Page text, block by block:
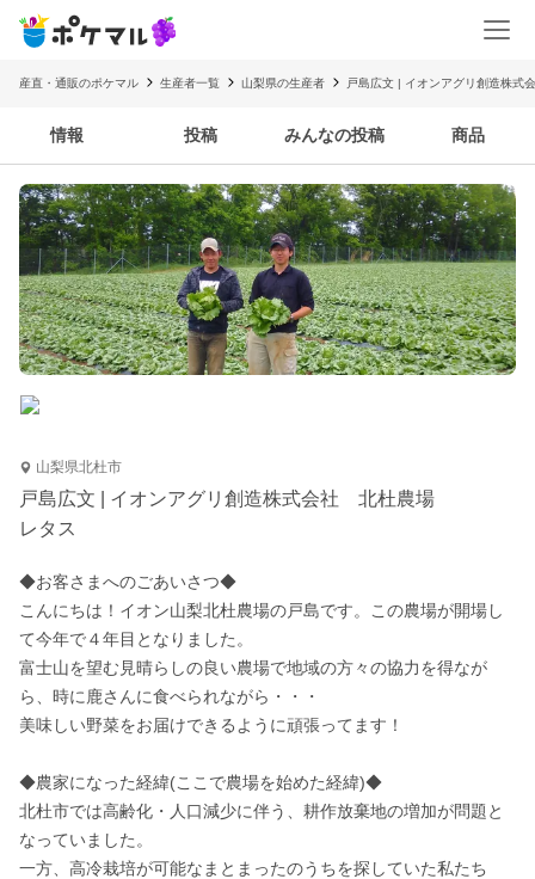
産直・通販のポケマル 生産者一覧 山梨県の生産者 戸島広文 | イオンアグリ創造株式
情報 投稿 みんなの投稿 商品
山梨県北杜市
戸島広文 | イオンアグリ創造株式会社 北杜農場
レタス
◆お客さまへのごあいさつ◆
こんにちは！イオン山梨北杜農場の戸島です。この農場が開場し
て今年で４年目となりました。
富士山を望む見晴らしの良い農場で地域の方々の協力を得なが
ら、時に鹿さんに食べられながら・・・
美味しい野菜をお届けできるように頑張ってます！
◆農家になった経緯(ここで農場を始めた経緯)◆
北杜市では高齢化・人口減少に伴う、耕作放棄地の増加が問題と
なっていました。
一方、高冷栽培が可能なまとまったのうちを探していた私たち